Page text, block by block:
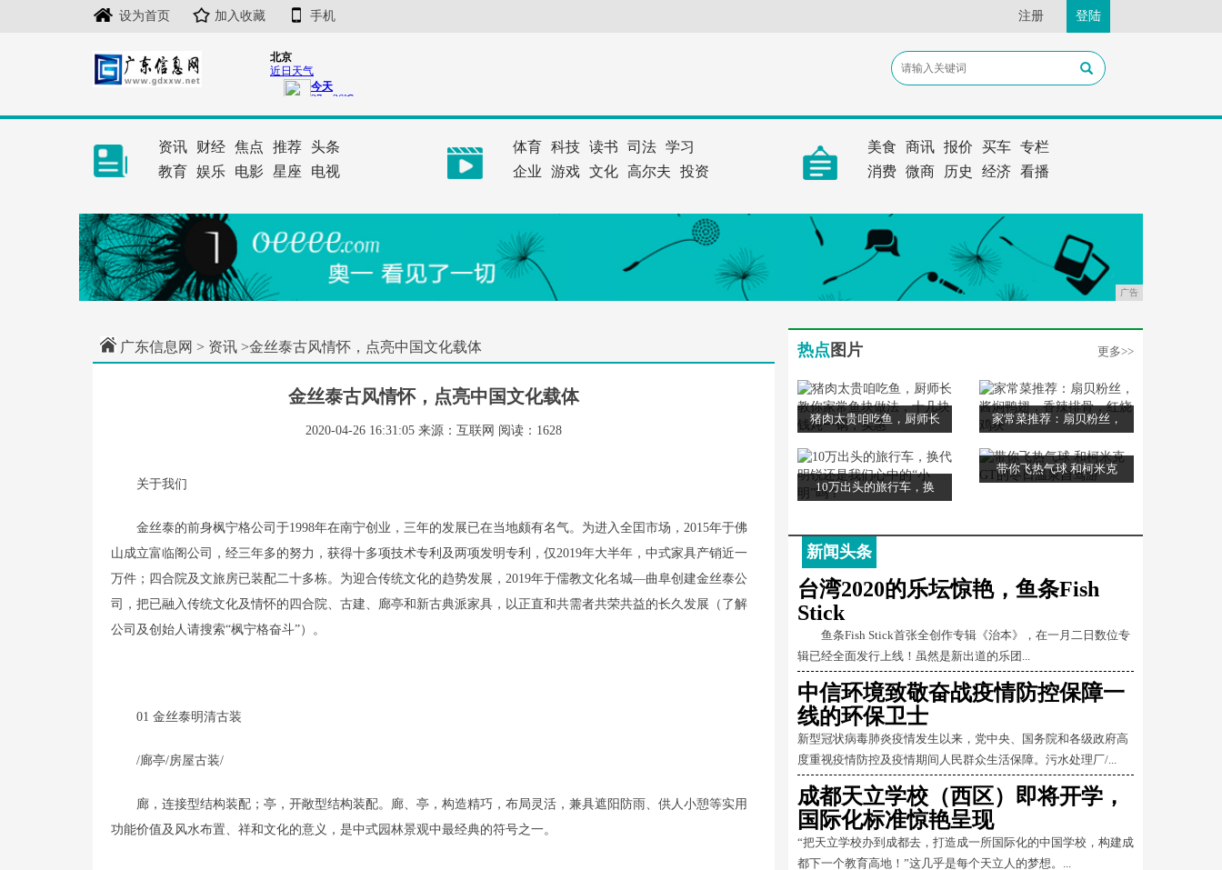
设为首页 加入收藏 手机 注册 登陆
资讯 财经 焦点 推荐 头条
教育 娱乐 电影 星座 电视
体育 科技 读书 司法 学习
企业
游戏 文化 高尔夫 投资
美食 商讯 报价 买车 专栏
消费 微商 历史 经济 看播
广告
广东信息网 > 资讯 >金丝泰古风情怀，点亮中国文化载体
金丝泰古风情怀，点亮中国文化载体
2020-04-26 16:31:05 来源：互联网 阅读：1628
关于我们
金丝泰的前身枫宁格公司于1998年在南宁创业，三年的发展已在当地颇有名气。为进入全囯市场，2015年于佛
山成立富临阁公司，经三年多的努力，获得十多项技术专利及两项发明专利，仅2019年大半年，中式家具产销近一
万件；四合院及文旅房已装配二十多栋。为迎合传统文化的趋势发展，2019年于儒教文化名城—曲阜创建金丝泰公
司，把已融入传统文化及情怀的四合院、古建、廊亭和新古典派家具，以正直和共需者共荣共益的长久发展（了解
公司及创始人请搜索“枫宁格奋斗”）。
01 金丝泰明清古装
/廊亭/房屋古装/
廊，连接型结构装配；亭，开敞型结构装配。廊、亭，构造精巧，布局灵活，兼具遮阳防雨、供人小憩等实用
功能价值及风水布置、祥和文化的意义，是中式园林景观中最经典的符号之一。
热点 图片 更多>>
猪肉太贵咱吃鱼，厨师长 家常菜推荐：扇贝粉丝，
10万出头的旅行车，换
带你飞热气球 和柯米克
新闻头条
台湾2020的乐坛惊艳，鱼条Fish
Stick
鱼条Fish Stick首张全创作专辑《治本》，在一月二日数位专
辑已经全面发行上线！虽然是新出道的乐团...
中信环境致敬奋战疫情防控保障一
线的环保卫士
新型冠状病毒肺炎疫情发生以来，党中央、国务院和各级政府高
度重视疫情防控及疫情期间人民群众生活保障。污水处理厂/...
成都天立学校（西区）即将开学，
国际化标准惊艳呈现
“把天立学校办到成都去，打造成一所国际化的中国学校，构建成
都下一个教育高地！”这几乎是每个天立人的梦想。...